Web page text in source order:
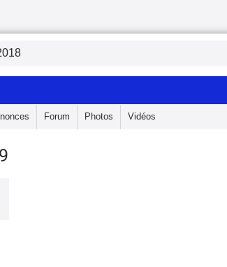
Forum Photos Vidéos